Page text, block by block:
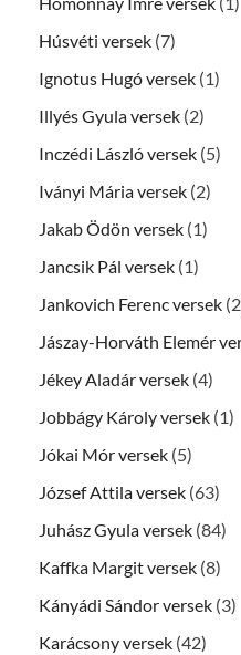
Húsvéti versek (7)
Ignotus Hugó versek (1)
Illyés Gyula versek (2)
Inczédi László versek (5)
Iványi Mária versek (2)
Jakab Ödön versek (1)
Jancsik Pál versek (1)
Jankovich Ferenc versek
Jászay-Horváth Elemér
Jékey Aladár versek (4)
Jobbágy Károly versek (1)
Jókai Mór versek (5)
József Attila versek (63)
Juhász Gyula versek (84)
Kaffka Margit versek (8)
Kányádi Sándor versek (3)
Karácsony versek (42)